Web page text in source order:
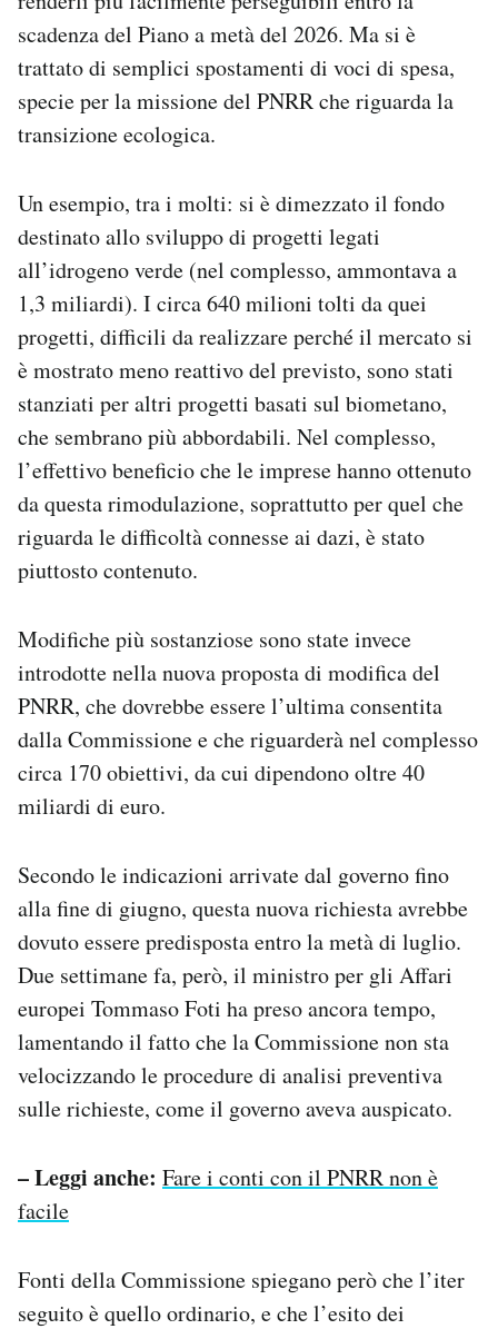
scadenza del Piano a metà del 2026. Ma si è
trattato di semplici spostamenti di voci di spesa,
specie per la missione del PNRR che riguarda la
transizione ecologica.
Un esempio, tra i molti: si è dimezzato il fondo
destinato allo sviluppo di progetti legati
all’idrogeno verde (nel complesso, ammontava a
1,3 miliardi). I circa 640 milioni tolti da quei
progetti, difficili da realizzare perché il mercato si
è mostrato meno reattivo del previsto, sono stati
stanziati per altri progetti basati sul biometano,
che sembrano più abbordabili. Nel complesso,
l’effettivo beneficio che le imprese hanno ottenuto
da questa rimodulazione, soprattutto per quel che
riguarda le difficoltà connesse ai dazi, è stato
piuttosto contenuto.
Modifiche più sostanziose sono state invece
introdotte nella nuova proposta di modifica del
PNRR, che dovrebbe essere l’ultima consentita
dalla Commissione e che riguarderà nel complesso
circa 170 obiettivi, da cui dipendono oltre 40
miliardi di euro.
Secondo le indicazioni arrivate dal governo fino
alla fine di giugno, questa nuova richiesta avrebbe
dovuto essere predisposta entro la metà di luglio.
Due settimane fa, però, il ministro per gli Affari
europei Tommaso Foti ha preso ancora tempo,
lamentando il fatto che la Commissione non sta
velocizzando le procedure di analisi preventiva
sulle richieste, come il governo aveva auspicato.
– Leggi anche: Fare i conti con il PNRR non è
facile
Fonti della Commissione spiegano però che l’iter
seguito è quello ordinario, e che l’esito dei